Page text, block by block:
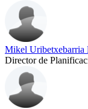
Mikel Uribetxebarria
Director de